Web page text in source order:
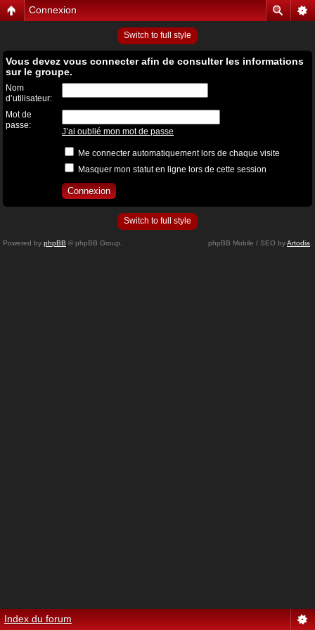
Connexion
Switch to full style
Vous devez vous connecter afin de consulter les informations
sur le groupe.
Nom
d’utilisateur:
Mot de
passe:
J’ai oublié mon mot de passe
Me connecter automatiquement lors de chaque visite
Masquer mon statut en ligne lors de cette session
Switch to full style
Powered by phpBB © phpBB Group. phpBB Mobile / SEO byArtodia
Index du forum